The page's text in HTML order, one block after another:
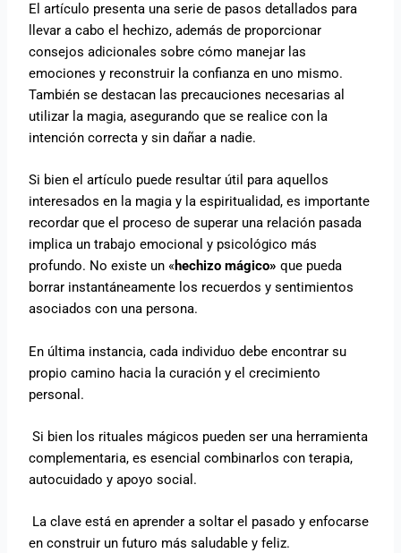
El artículo presenta una serie de pasos detallados para
llevar a cabo el hechizo, además de proporcionar
consejos adicionales sobre cómo manejar las
emociones y reconstruir la confianza en uno mismo.
También se destacan las precauciones necesarias al
utilizar la magia, asegurando que se realice con la
intención correcta y sin dañar a nadie.
Si bien el artículo puede resultar útil para aquellos
interesados en la magia y la espiritualidad, es importante
recordar que el proceso de superar una relación pasada
implica un trabajo emocional y psicológico más
profundo. No existe un «hechizo mágico» que pueda
borrar instantáneamente los recuerdos y sentimientos
asociados con una persona.
En última instancia, cada individuo debe encontrar su
propio camino hacia la curación y el crecimiento
personal.
Si bien los rituales mágicos pueden ser una herramienta
complementaria, es esencial combinarlos con terapia,
autocuidado y apoyo social.
La clave está en aprender a soltar el pasado y enfocarse
en construir un futuro más saludable y feliz.